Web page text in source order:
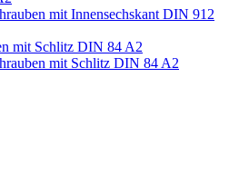
mit Innensechskant DIN 912
mit Schlitz DIN 84 A2
mit Schlitz DIN 84 A2